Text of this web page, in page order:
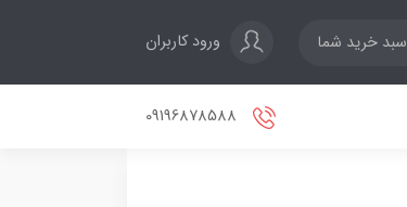
سبد خرید شما ورود کاربران